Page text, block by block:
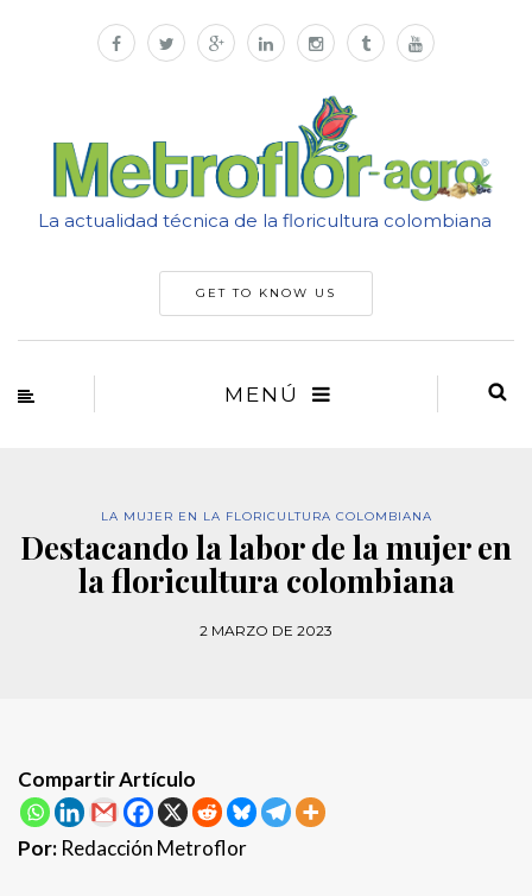
La actualidad técnica de la floricultura colombiana
GET TO KNOW US
MENÚ
LA MUJER EN LA FLORICULTURA COLOMBIANA
Destacando la labor de la mujer en
la floricultura colombiana
2 MARZO DE 2023
Compartir Artículo
Por: Redacción Metroflor